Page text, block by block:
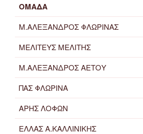
ΟΜΑΔΑ
Μ.ΑΛΕΞΑΝΔΡΟΣ ΦΛΩΡΙΝΑΣ
ΜΕΛΙΤΕΥΣ ΜΕΛΙΤΗΣ
Μ.ΑΛΕΞΑΝΔΡΟΣ ΑΕΤΟΥ
ΠΑΣ ΦΛΩΡΙΝΑ
ΑΡΗΣ ΛΟΦΩΝ
ΕΛΛΑΣ Α.ΚΑΛΛΙΝΙΚΗΣ